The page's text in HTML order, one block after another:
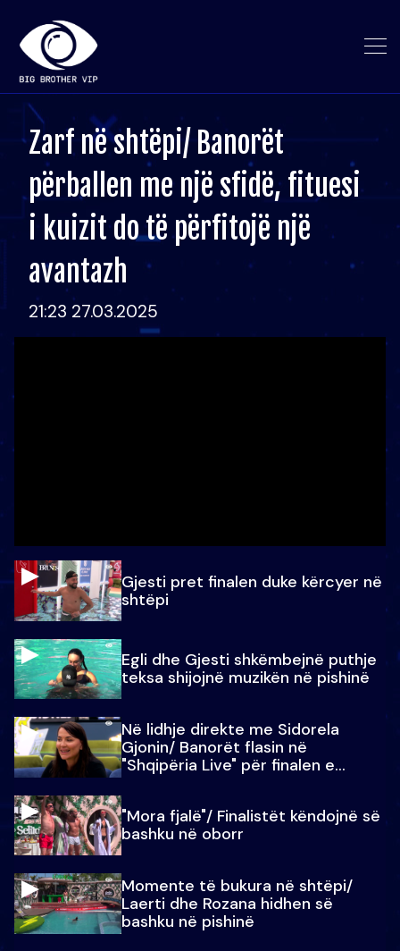
Zarf në shtëpi/ Banorët
përballen me një sfidë, fituesi
i kuizit do të përfitojë një
avantazh
21:23 27.03.2025
Gjesti pret finalen duke kërcyer në
shtëpi
Egli dhe Gjesti shkëmbejnë puthje
teksa shijojnë muzikën në pishinë
Në lidhje direkte me Sidorela
Gjonin/ Banorët flasin në
"Shqipëria Live" për finalen e
"Mora fjalë"/ Finalistët këndojnë së
bashku në oborr
Momente të bukura në shtëpi/
Laerti dhe Rozana hidhen së
bashku në pishinë